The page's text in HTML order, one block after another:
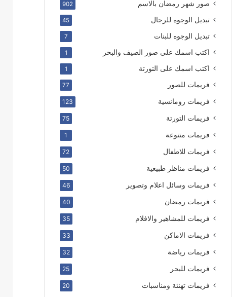
صور شهر رمضان بالاسم 902
تبديل الوجوه للرجال 45
تبديل الوجوه للبنات 7
اكتب اسمك على صور الصيف والبحر 1
اكتب اسمك على التورتة 1
فريمات للصور 77
فريمات رومانسية 123
فريمات التورتة 75
فريمات متنوعة 1
فريمات للاطفال 72
فريمات مناظر طبيعية 50
فريمات وسائل اعلام وتصوير 46
فريمات رمضان 40
فريمات للمشاهير والافلام 35
فريمات الاماكن 33
فريمات رياضة 32
فريمات للبحر 25
فريمات تهنئة ومناسبات 20